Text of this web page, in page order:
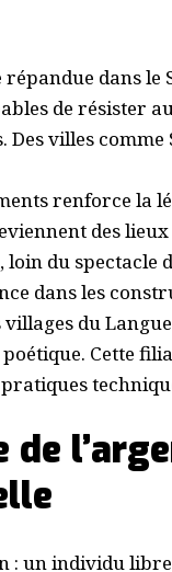
dans
de résister
villes comme
renforce la
des
loin du spectacle
dans les
du
Cette
: un individu